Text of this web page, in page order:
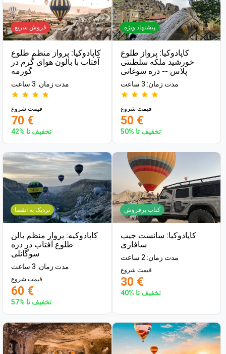
فروش سریع
کاپادوکیا: پرواز منظم طلوع
آفتاب با بالون هوای گرم در
گورمه
مدت زمان: 3 ساعت
قیمت شروع
70 €
تخفیف تا %42
پیشنهاد ویژه
کاپادوکیا: پرواز طلوع
خورشید ملکه سلطنتی
پلاس -- دره سوغانی
مدت زمان: 3 ساعت
قیمت شروع
50 €
تخفیف تا %50
نزدیک به انقضا
کاپادوکیه: پرواز منظم بالن
طلوع آفتاب در دره
سوگانلی
مدت زمان: 3 ساعت
قیمت شروع
60 €
تخفیف تا %57
کتاب پرفروش
کاپادوکیا: سانست جیپ
سافاری
مدت زمان: 2 ساعت
قیمت شروع
30 €
تخفیف تا %40